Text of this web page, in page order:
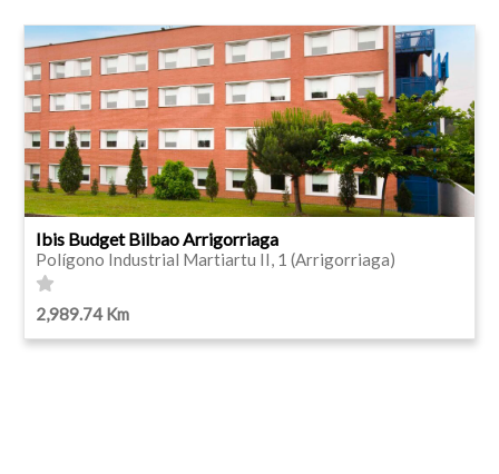
Ibis Budget Bilbao Arrigorriaga
Polígono Industrial Martiartu II, 1 (Arrigorriaga)
2,989.74 Km